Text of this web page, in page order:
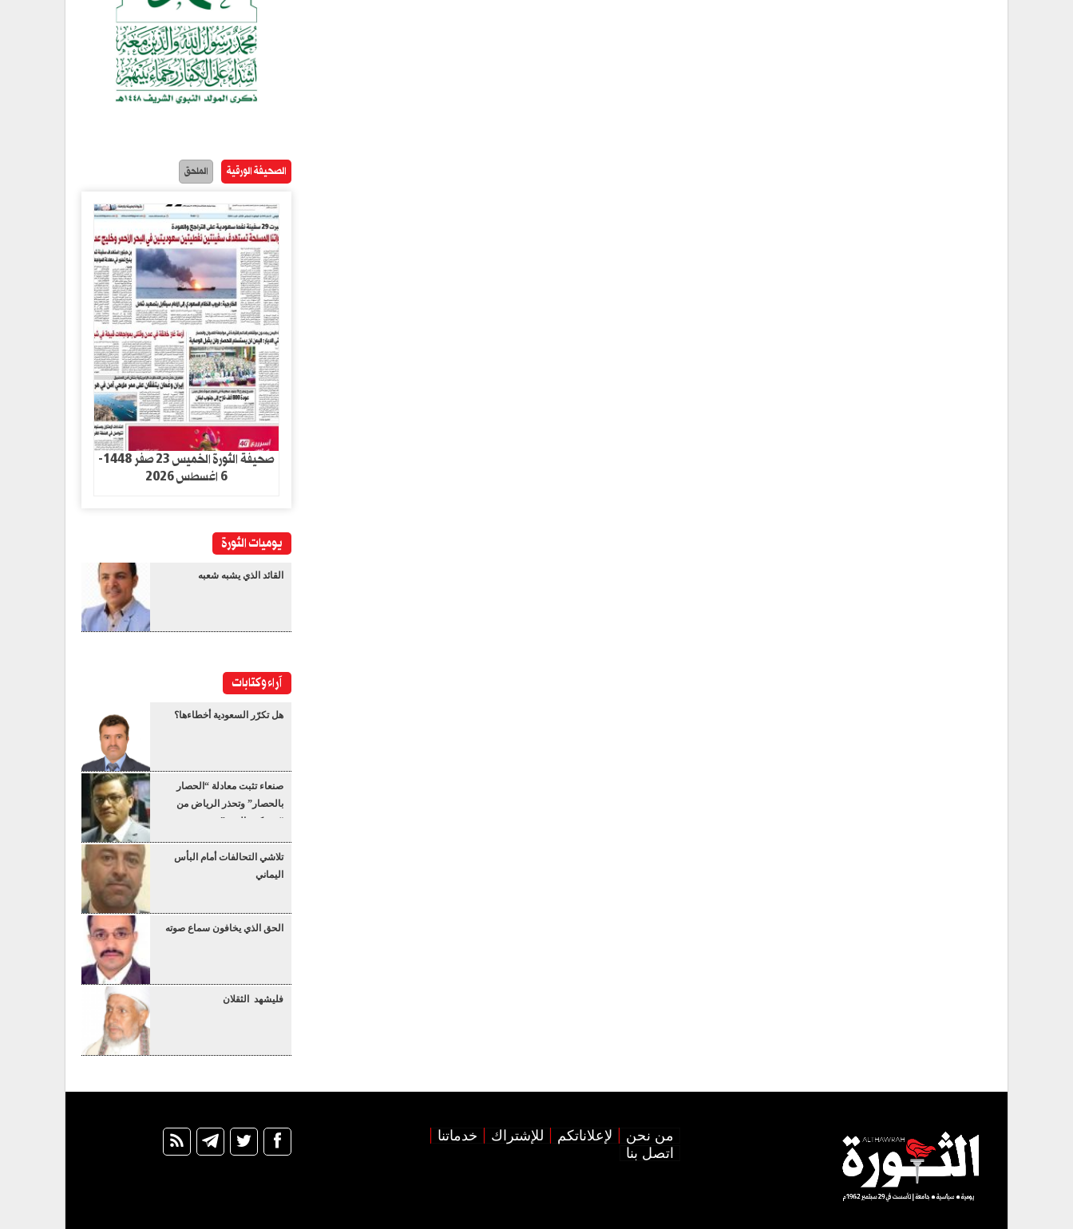
الصحيفة الورقية الملحق
صحيفة الثورة الخميس 23 صفر 1448-
6 اغسطس 2026
يوميات الثورة
القائد الذي يشبه شعبه
آراء وكتابات
هل تكرّر السعودية أخطاءها؟
صنعاء تثبت معادلة “الحصار
بالحصار” وتحذر الرياض من
“عسكرة البحر”
تلاشي التحالفات أمام البأس
اليماني
الحق الذي يخافون سماع صوته
فليشهد الثقلان
من نحن لإعلاناتكم للإشتراك
خدماتنا
اتصل بنا